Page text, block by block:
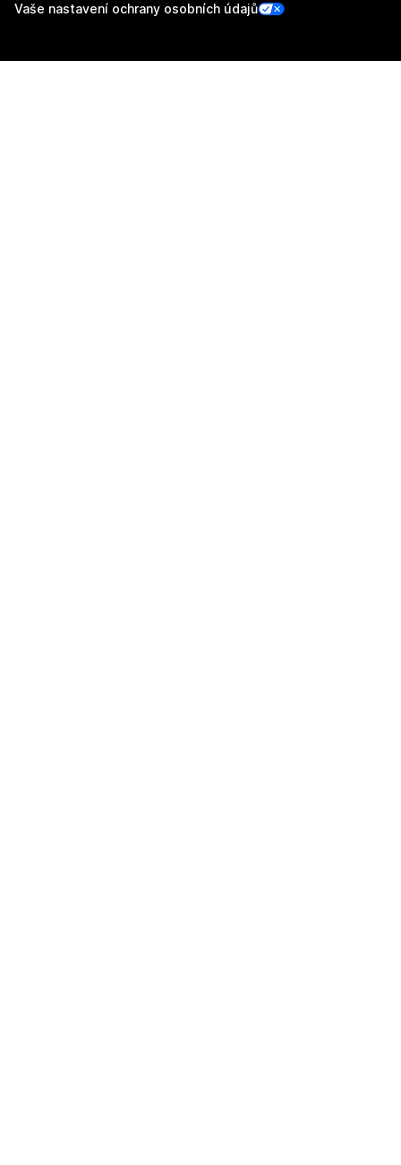
Vaše nastavení ochrany osobních údajů